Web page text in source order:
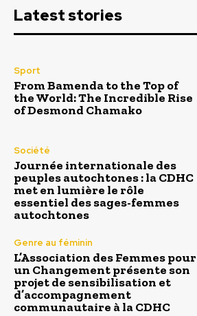
Latest stories
Sport
From Bamenda to the Top of
the World: The Incredible Rise
of Desmond Chamako
Société
Journée internationale des
peuples autochtones : la CDHC
met en lumière le rôle
essentiel des sages-femmes
autochtones
Genre au féminin
L’Association des Femmes pour
un Changement présente son
projet de sensibilisation et
d’accompagnement
communautaire à la CDHC